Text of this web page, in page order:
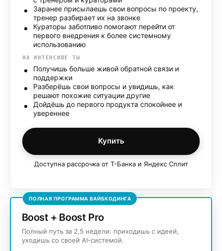
Заранее присылаешь свои вопросы по проекту,
тренер разбирает их на звонке
Кураторы заботливо помогают перейти от
первого внедрения к более системному
использованию
НА ИНТЕНСИВЕ ТЫ
Получишь больше живой обратной связи и
поддержки
Разберёшь свои вопросы и увидишь, как
решают похожие ситуации другие
Дойдёшь до первого продукта спокойнее и
увереннее
Купить
Доступна рассрочка от Т-Банка и Яндекс Сплит
ПОЛНАЯ ПРОГРАММА ВАЙБКОДИНГА
Boost + Boost Pro
Полный путь за 2,5 недели: приходишь с идеей,
уходишь со своей AI-системой.